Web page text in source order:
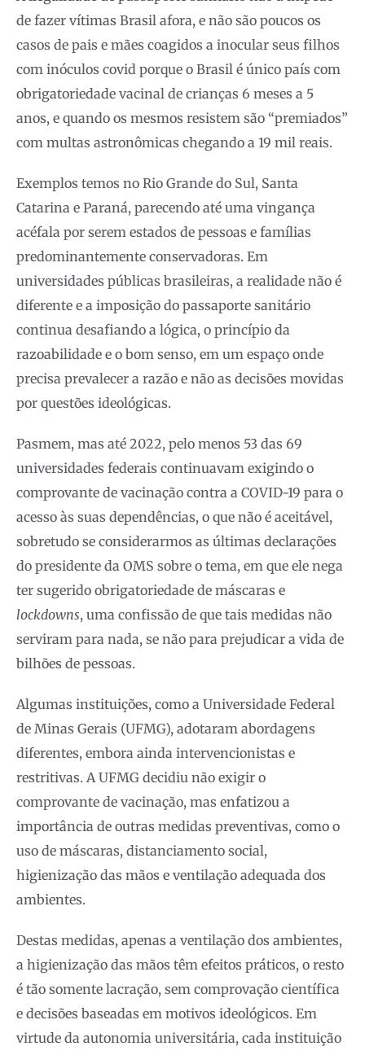
de fazer vítimas Brasil afora, e não são poucos os
casos de pais e mães coagidos a inocular seus filhos
com inóculos covid porque o Brasil é único país com
obrigatoriedade vacinal de crianças 6 meses a 5
anos, e quando os mesmos resistem são “premiados”
com multas astronômicas chegando a 19 mil reais.
Exemplos temos no Rio Grande do Sul, Santa
Catarina e Paraná, parecendo até uma vingança
acéfala por serem estados de pessoas e famílias
predominantemente conservadoras. Em
universidades públicas brasileiras, a realidade não é
diferente e a imposição do passaporte sanitário
continua desafiando a lógica, o princípio da
razoabilidade e o bom senso, em um espaço onde
precisa prevalecer a razão e não as decisões movidas
por questões ideológicas.
Pasmem, mas até 2022, pelo menos 53 das 69
universidades federais continuavam exigindo o
comprovante de vacinação contra a COVID-19 para o
acesso às suas dependências, o que não é aceitável,
sobretudo se considerarmos as últimas declarações
do presidente da OMS sobre o tema, em que ele nega
ter sugerido obrigatoriedade de máscaras e
lockdowns, uma confissão de que tais medidas não
serviram para nada, se não para prejudicar a vida de
bilhões de pessoas.
Algumas instituições, como a Universidade Federal
de Minas Gerais (UFMG), adotaram abordagens
diferentes, embora ainda intervencionistas e
restritivas. A UFMG decidiu não exigir o
comprovante de vacinação, mas enfatizou a
importância de outras medidas preventivas, como o
uso de máscaras, distanciamento social,
higienização das mãos e ventilação adequada dos
ambientes.
Destas medidas, apenas a ventilação dos ambientes,
a higienização das mãos têm efeitos práticos, o resto
é tão somente lacração, sem comprovação científica
e decisões baseadas em motivos ideológicos. Em
virtude da autonomia universitária, cada instituição